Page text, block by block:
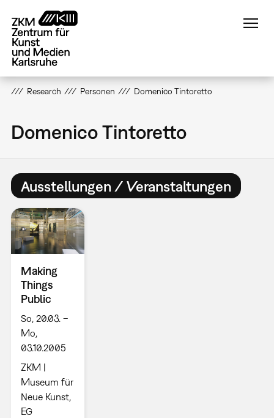
zum
Inhalt
Research Personen Domenico Tintoretto
Domenico Tintoretto
Ausstellungen / Veranstaltungen
Making
Things
Public
So, 20.03. –
Mo,
03.10.2005
ZKM |
Museum für
Neue Kunst,
EG